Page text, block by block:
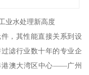
业水处理新高度
，其性能直接关系到设
滤行业数十年的专业企
港澳大湾区中心——广州